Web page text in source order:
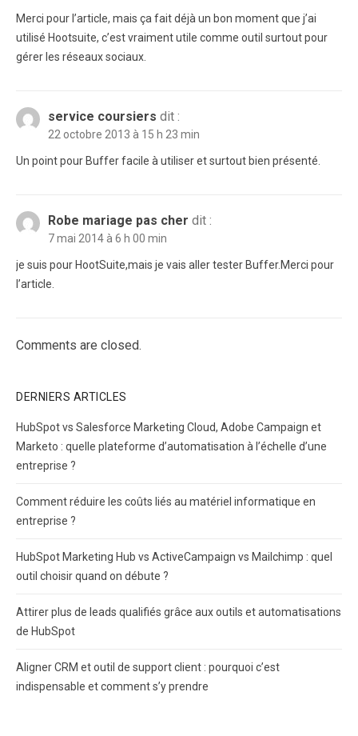
Merci pour l’article, mais ça fait déjà un bon moment que j’ai
utilisé Hootsuite, c’est vraiment utile comme outil surtout pour
gérer les réseaux sociaux.
service coursiers dit :
22 octobre 2013 à 15 h 23 min
Un point pour Buffer facile à utiliser et surtout bien présenté.
Robe mariage pas cher dit :
7 mai 2014 à 6 h 00 min
je suis pour HootSuite,mais je vais aller tester Buffer.Merci pour
l’article.
Comments are closed.
DERNIERS ARTICLES
HubSpot vs Salesforce Marketing Cloud, Adobe Campaign et
Marketo : quelle plateforme d’automatisation à l’échelle d’une
entreprise ?
Comment réduire les coûts liés au matériel informatique en
entreprise ?
HubSpot Marketing Hub vs ActiveCampaign vs Mailchimp : quel
outil choisir quand on débute ?
Attirer plus de leads qualifiés grâce aux outils et automatisations
de HubSpot
Aligner CRM et outil de support client : pourquoi c’est
indispensable et comment s’y prendre